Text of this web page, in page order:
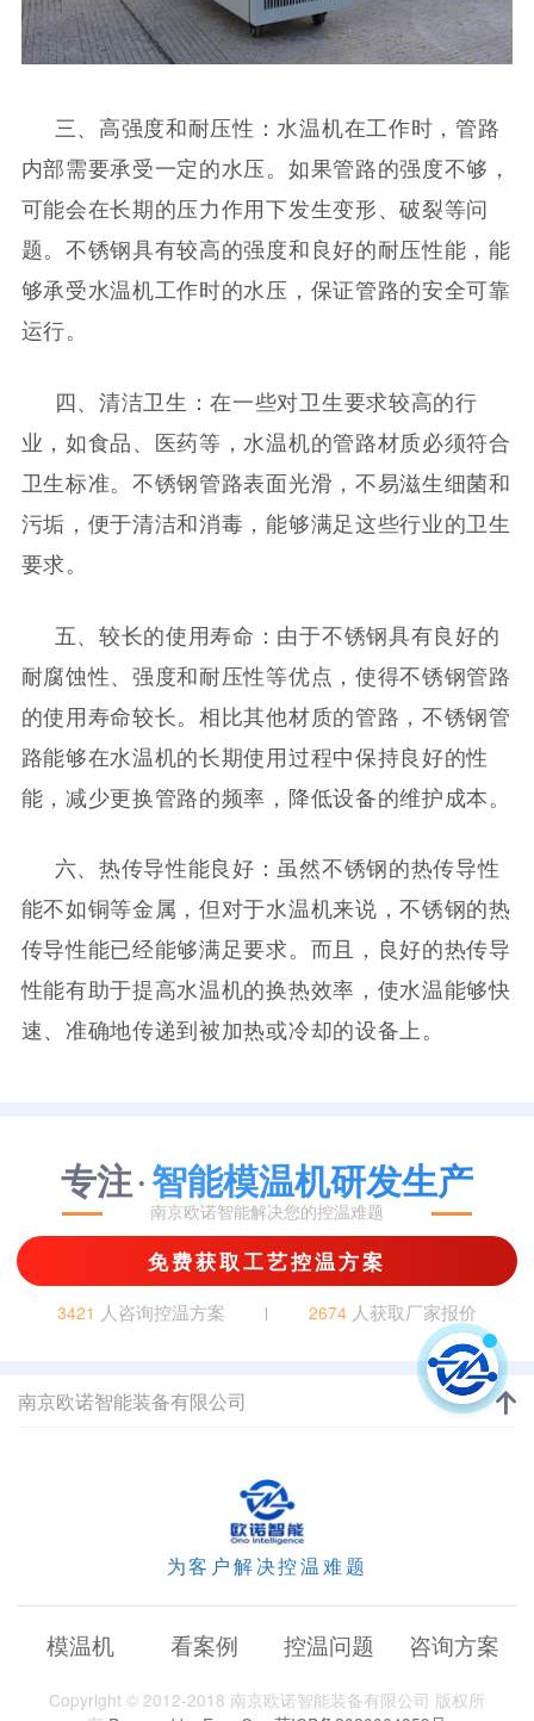
三、高强度和耐压性：水温机在工作时，管路
内部需要承受一定的水压。如果管路的强度不够，
可能会在长期的压力作用下发生变形、破裂等问
题。不锈钢具有较高的强度和良好的耐压性能，能
够承受水温机工作时的水压，保证管路的安全可靠
运行。
四、清洁卫生：在一些对卫生要求较高的行
业，如食品、医药等，水温机的管路材质必须符合
卫生标准。不锈钢管路表面光滑，不易滋生细菌和
污垢，便于清洁和消毒，能够满足这些行业的卫生
要求。
五、较长的使用寿命：由于不锈钢具有良好的
耐腐蚀性、强度和耐压性等优点，使得不锈钢管路
的使用寿命较长。相比其他材质的管路，不锈钢管
路能够在水温机的长期使用过程中保持良好的性
能，减少更换管路的频率，降低设备的维护成本。
六、热传导性能良好：虽然不锈钢的热传导性
能不如铜等金属，但对于水温机来说，不锈钢的热
传导性能已经能够满足要求。而且，良好的热传导
性能有助于提高水温机的换热效率，使水温能够快
速、准确地传递到被加热或冷却的设备上。
专注·智能模温机研发生产
南京欧诺智能解决您的控温难题
免费获取工艺控温方案
3421 人咨询控温方案 2674人获取厂家报价
南京欧诺智能装备有限公司
为客户解决控温难题
模温机 看案例 控温问题 咨询方案
Copyright © 2012-2018 南京欧诺智能装备有限公司 版权所